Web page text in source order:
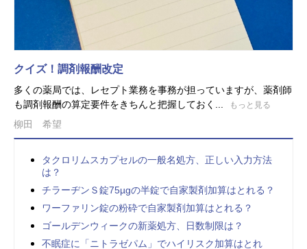
クイズ！調剤報酬改定
多くの薬局では、レセプト業務を事務が担っていますが、薬剤師
も調剤報酬の算定要件をきちんと把握しておく...
もっと見る
柳田 希望
タクロリムスカプセルの一般名処方、正しい入力方法
は？
チラーヂンＳ錠75µgの半錠で自家製剤加算はとれる？
ワーファリン錠の粉砕で自家製剤加算はとれる？
ゴールデンウィークの新薬処方、日数制限は？
不眠症に「ニトラゼパム」でハイリスク加算はとれ